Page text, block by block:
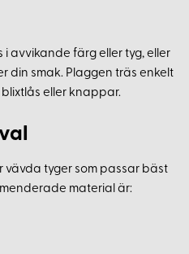
avvikande färg eller tyg, eller
din smak. Plaggen träs enkelt
eller knappar.
vävda tyger som passar bäst
material är: